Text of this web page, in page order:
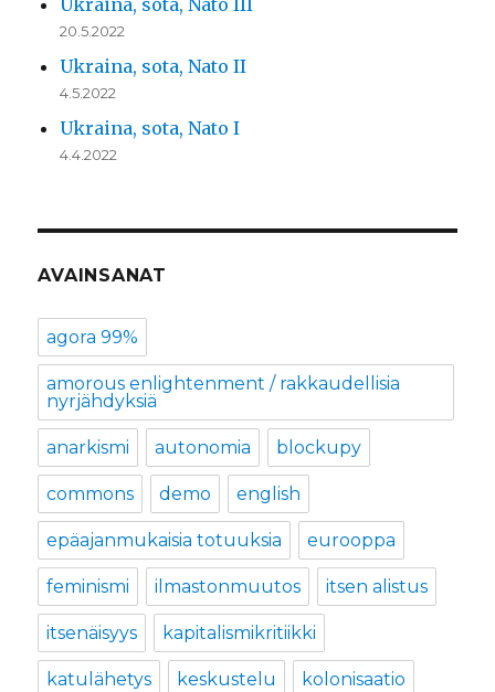
Ukraina, sota, Nato III
20.5.2022
Ukraina, sota, Nato II
4.5.2022
Ukraina, sota, Nato I
4.4.2022
AVAINSANAT
agora 99%
amorous enlightenment / rakkaudellisia
nyrjähdyksiä
anarkismi autonomia blockupy
commons demo english
epäajanmukaisia totuuksia eurooppa
feminismi ilmastonmuutos itsen alistus
itsenäisyys kapitalismikritiikki
katulähetys keskustelu kolonisaatio